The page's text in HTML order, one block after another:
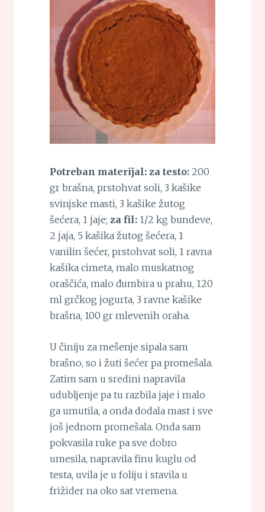
Potreban materijal: za testo: 200
gr brašna, prstohvat soli, 3 kašike
svinjske masti, 3 kašike žutog
šećera, 1 jaje; za fil:1/2 kg bundeve,
2 jaja, 5 kašika žutog šećera, 1
vanilin šećer, prstohvat soli, 1 ravna
kašika cimeta, malo muskatnog
oraščića, malo đumbira u prahu, 120
ml grčkog jogurta, 3 ravne kašike
brašna, 100 gr mlevenih oraha.
U činiju za mešenje sipala sam
brašno, so i žuti šećer pa promešala.
Zatim sam u sredini napravila
udubljenje pa tu razbila jaje i malo
ga umutila, a onda dodala mast i sve
još jednom promešala. Onda sam
pokvasila ruke pa sve dobro
umesila, napravila finu kuglu od
testa, uvila je u foliju i stavila u
frižider na oko sat vremena.